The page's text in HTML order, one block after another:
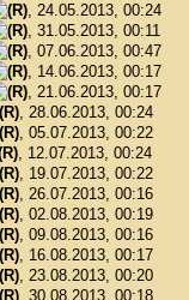
, 24.05.2013, 00:24
, 31.05.2013, 00:11
, 07.06.2013, 00:47
, 14.06.2013, 00:17
, 21.06.2013, 00:17
, 28.06.2013, 00:24
, 05.07.2013, 00:22
, 12.07.2013, 00:24
, 19.07.2013, 00:22
, 26.07.2013, 00:16
, 02.08.2013, 00:19
, 09.08.2013, 00:16
, 16.08.2013, 00:17
, 23.08.2013, 00:20
, 30.08.2013, 00:18